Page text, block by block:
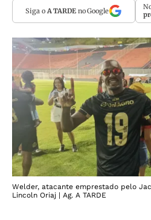
Siga o A TARDEno Google
Welder, atacante emprestado pelo
Lincoln Oriaj | Ag. A TARDE